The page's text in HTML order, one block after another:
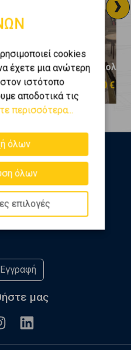
Ηλιούπολη -
250.000 €
cookies
έχετε μια ανώτερη
ιστότοπο
αποδοτικά τις
περισσότερα...
όλων
όλων
επιλογές
Golden Home για νέα
θέματα της αγοράς
Εγγραφή
μας